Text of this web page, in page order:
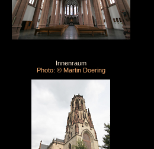
Innenraum
Photo: © Martin Doering